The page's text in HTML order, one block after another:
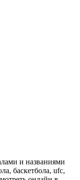
и названиями
баскетбола, ufc,